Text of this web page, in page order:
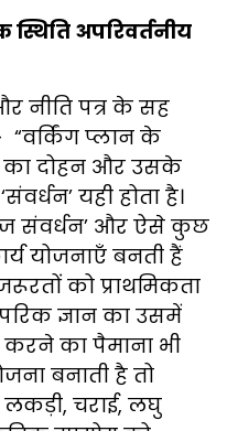
स्थिति अपरिवर्तनीय
नीति पत्र के सह
प्लान के
का दोहन और उसके
यही होता है।
संवर्धन’ और ऐसे कुछ
योजनाएँ बनती हैं
को प्राथमिकता
ज्ञान का उसमें
का पैमाना भी
बनाती है तो
चराई, लघु